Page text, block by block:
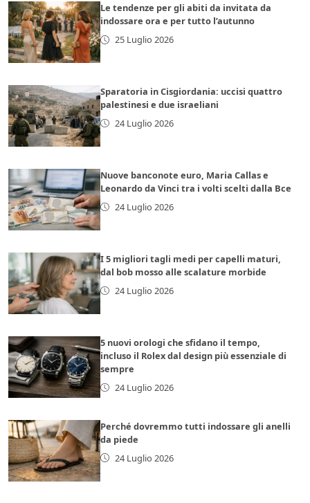
Le tendenze per gli abiti da invitata da
indossare ora e per tutto l’autunno
25 Luglio 2026
Sparatoria in Cisgiordania: uccisi quattro
palestinesi e due israeliani
24 Luglio 2026
Nuove banconote euro, Maria Callas e
Leonardo da Vinci tra i volti scelti dalla Bce
24 Luglio 2026
I 5 migliori tagli medi per capelli maturi,
dal bob mosso alle scalature morbide
24 Luglio 2026
5 nuovi orologi che sfidano il tempo,
incluso il Rolex dal design più essenziale di
sempre
24 Luglio 2026
Perché dovremmo tutti indossare gli anelli
da piede
24 Luglio 2026